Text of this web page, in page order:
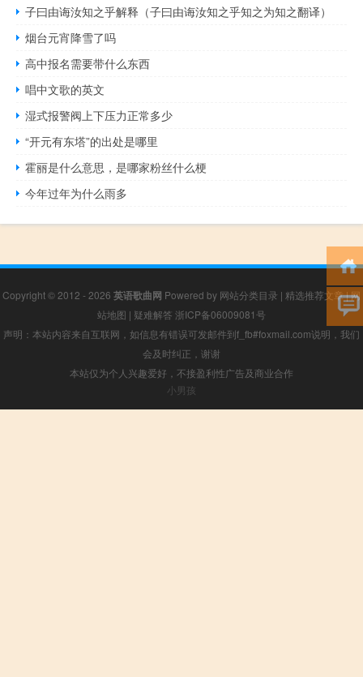
子曰由诲汝知之乎解释（子曰由诲汝知之乎知之为知之翻译）
烟台元宵降雪了吗
高中报名需要带什么东西
唱中文歌的英文
湿式报警阀上下压力正常多少
“开元有东塔”的出处是哪里
霍丽是什么意思，是哪家粉丝什么梗
今年过年为什么雨多
Copyright © 2012 - 2026 英语歌曲网 Powered by 网站分类目录 | 精选推荐文章|网
站地图 | 疑难解答 浙ICP备06009081号
声明：本站内容来自互联网，如信息有错误可发邮件到f_fb#foxmail.com说明，我们
会及时纠正，谢谢
本站仅为个人兴趣爱好，不接盈利性广告及商业合作
小男孩